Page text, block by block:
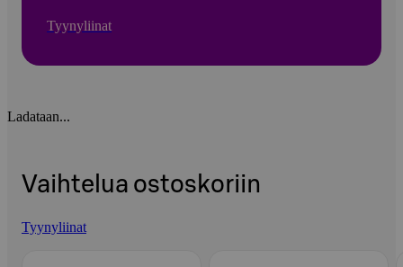
Tyynyliinat
Ladataan...
Vaihtelua ostoskoriin
Tyynyliinat